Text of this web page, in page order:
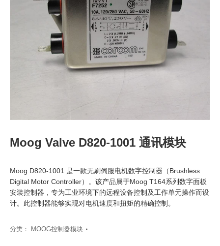
Moog Valve D820-1001 通讯模块
Moog D820-1001 是一款无刷伺服电机数字控制器（Brushless
Digital Motor Controller）。该产品属于Moog T164系列数字面板
安装控制器，专为工业环境下的远程设备控制及工作单元操作而设
计。此控制器能够实现对电机速度和扭矩的精确控制。
分类： MOOG控制器模块